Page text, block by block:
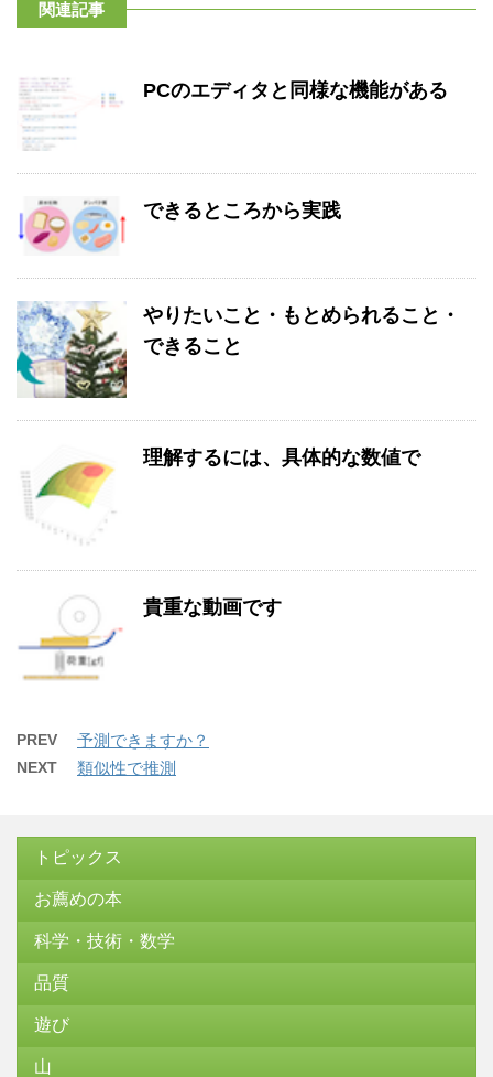
関連記事
PCのエディタと同様な機能がある
できるところから実践
やりたいこと・もとめられること・
できること
理解するには、具体的な数値で
貴重な動画です
PREV 予測できますか？
NEXT 類似性で推測
トピックス
お薦めの本
科学・技術・数学
品質
遊び
山